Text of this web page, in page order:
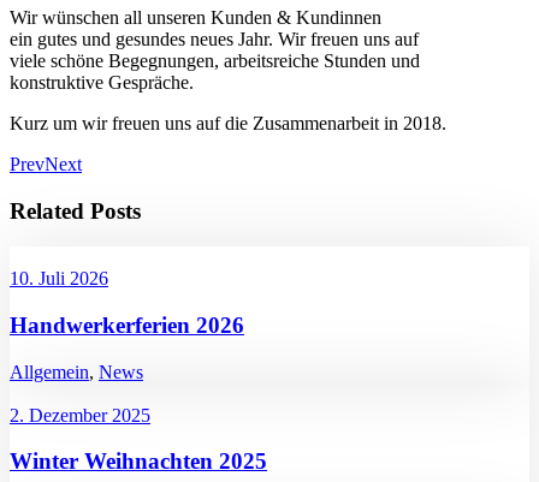
Wir wünschen all unseren Kunden & Kundinnen
ein gutes und gesundes neues Jahr. Wir freuen uns auf
viele schöne Begegnungen, arbeitsreiche Stunden und
konstruktive Gespräche.
Kurz um wir freuen uns auf die Zusammenarbeit in 2018.
PrevNext
Related Posts
10. Juli 2026
Handwerkerferien 2026
Allgemein, News
2. Dezember 2025
Winter Weihnachten 2025